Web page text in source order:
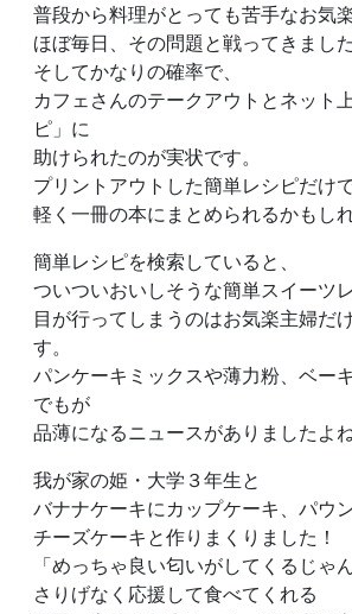
普段から料理がとっても苦手なお気楽
ほぼ毎日、その問題と戦ってきまし
そしてかなりの確率で、
カフェさんのテークアウトとネット
ピ」に
助けられたのが実状です。
プリントアウトした簡単レシピだけ
軽く一冊の本にまとめられるかもしれ
簡単レシピを検索していると、
ついついおいしそうな簡単スイーツ
目が行ってしまうのはお気楽主婦だ
す。
パンケーキミックスや薄力粉、ベー
でもが
品薄になるニュースがありましたよ
我が家の姫・大学３年生と
バナナケーキにカップケーキ、パウン
チーズケーキと作りまくりました！
「めっちゃ良い匂いがしてくるじゃ
さりげなく応援して食べてくれる